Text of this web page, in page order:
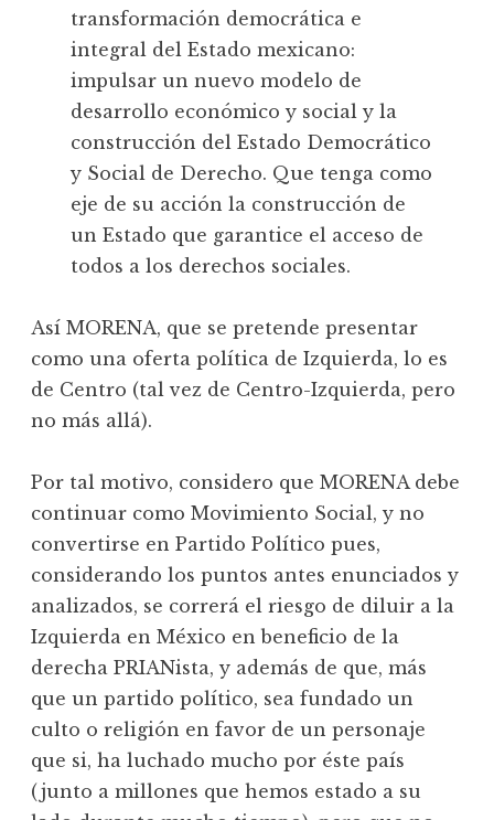
transformación democrática e
integral del Estado mexicano:
impulsar un nuevo modelo de
desarrollo económico y social y la
construcción del Estado Democrático
y Social de Derecho. Que tenga como
eje de su acción la construcción de
un Estado que garantice el acceso de
todos a los derechos sociales.
Así MORENA, que se pretende presentar
como una oferta política de Izquierda, lo es
de Centro (tal vez de Centro-Izquierda, pero
no más allá).
Por tal motivo, considero que MORENA debe
continuar como Movimiento Social, y no
convertirse en Partido Político pues,
considerando los puntos antes enunciados y
analizados, se correrá el riesgo de diluir a la
Izquierda en México en beneficio de la
derecha PRIANista, y además de que, más
que un partido político, sea fundado un
culto o religión en favor de un personaje
que si, ha luchado mucho por éste país
(junto a millones que hemos estado a su